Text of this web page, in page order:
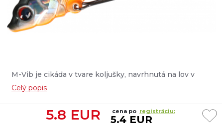
M-Vib je cikáda v tvare koljušky, navrhnutá na lov v
sladkých aj slaných vodách. Vysoká hmotnosť s relatívne
malým telom je ideálna na chytanie vo väčších hĺbkach a
v situáciách, keď je zásadný dosah....
Celý popis
5.8 EUR cena po registráciu:
5.4 EUR